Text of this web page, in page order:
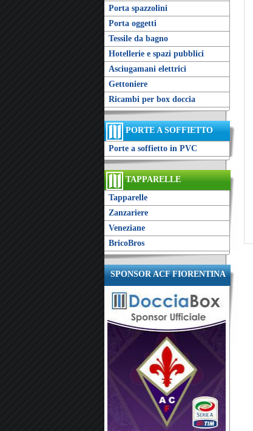
Porta spazzolini
Porta oggetti
Tessile da bagno
Hotellerie e spazi pubblici
Asciugamani elettrici
Gettoniere
Ricambi per box doccia
PORTE A SOFFIETTO
Porte a soffietto in PVC
TAPPARELLE
Tapparelle
Zanzariere
Veneziane
BricoBros
SPONSOR ACF FIORENTINA